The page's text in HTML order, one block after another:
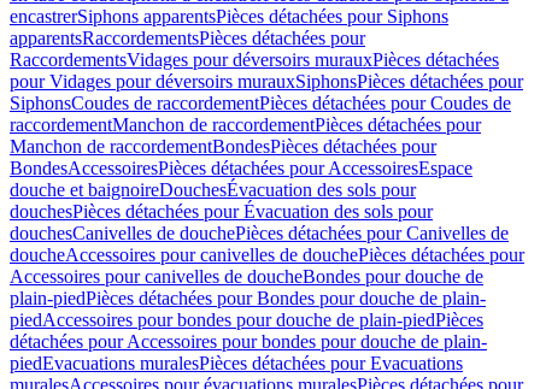
encastrerSiphons apparentsPièces détachées pour Siphons
apparentsRaccordementsPièces détachées pour
RaccordementsVidages pour déversoirs murauxPièces détachées
pour Vidages pour déversoirs murauxSiphonsPièces détachées pour
SiphonsCoudes de raccordementPièces détachées pour Coudes de
raccordementManchon de raccordementPièces détachées pour
Manchon de raccordementBondesPièces détachées pour
BondesAccessoiresPièces détachées pour AccessoiresEspace
douche et baignoireDouchesÉvacuation des sols pour
douchesPièces détachées pour Évacuation des sols pour
douchesCanivelles de douchePièces détachées pour Canivelles de
doucheAccessoires pour canivelles de douchePièces détachées pour
Accessoires pour canivelles de doucheBondes pour douche de
plain-piedPièces détachées pour Bondes pour douche de plain-
piedAccessoires pour bondes pour douche de plain-piedPièces
détachées pour Accessoires pour bondes pour douche de plain-
piedEvacuations muralesPièces détachées pour Evacuations
muralesAccessoires pour évacuations muralesPièces détachées pour